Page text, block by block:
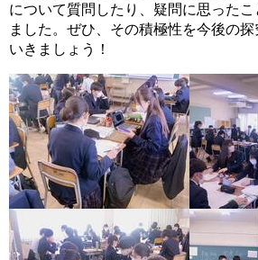
について質問したり、 疑問に思った
ました。ぜひ、 その積極性を今後の
いきましょう！